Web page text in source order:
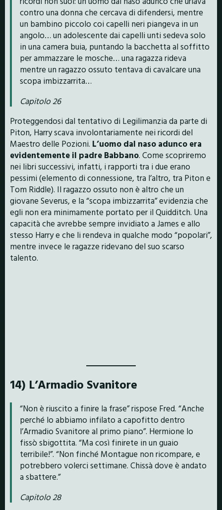
contro una donna che cercava di difendersi, mentre
un bambino piccolo coi capelli neri piangeva in un
angolo… un adolescente dai capelli unti sedeva solo
in una camera buia, puntando la bacchetta al soffitto
per ammazzare le mosche… una ragazza rideva
mentre un ragazzo ossuto tentava di cavalcare una
scopa imbizzarrita…
Capitolo 26
Proteggendosi dal tentativo di Legilimanzia da parte di
Piton, Harry scava involontariamente nei ricordi del
Maestro delle Pozioni. L’uomo dal naso adunco era
evidentemente il padre Babbano. Come scopriremo
nei libri successivi, infatti, i rapporti tra i due erano
pessimi (elemento di connessione, tra l’altro, tra Piton e
Tom Riddle). Il ragazzo ossuto non è altro che un
giovane Severus, e la “scopa imbizzarrita” evidenzia che
egli non era minimamente portato per il Quidditch. Una
capacità che avrebbe sempre invidiato a James e allo
stesso Harry e che li rendeva in qualche modo “popolari”,
mentre invece le ragazze ridevano del suo scarso
talento.
14) L’Armadio Svanitore
“Non è riuscito a finire la frase” rispose Fred. “Anche
perché lo abbiamo infilato a capofitto dentro
l’Armadio Svanitore al primo piano”. Hermione lo
fissò sbigottita. “Ma così finirete in un guaio
terribile!”. “Non finché Montague non ricompare, e
potrebbero volerci settimane. Chissà dove è andato
a sbattere.”
Capitolo 28